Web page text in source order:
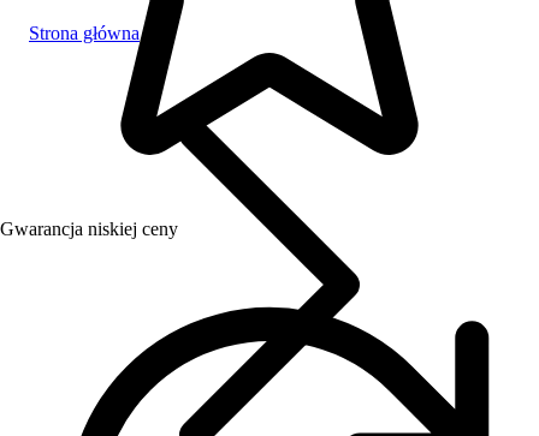
Gwarancja niskiej ceny
Strona główna